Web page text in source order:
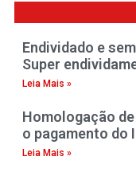
Endividado e
Super
Leia Mais »
Homologação
o pagamento do
Leia Mais »